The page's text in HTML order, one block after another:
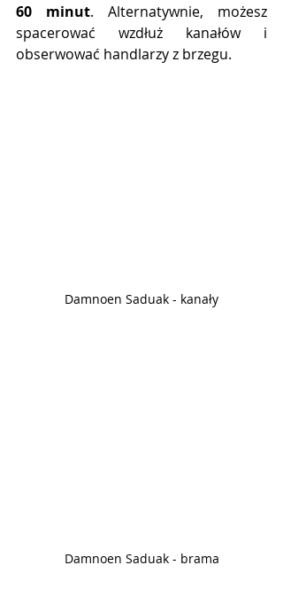
60 minut. Alternatywnie, możesz
spacerować wzdłuż kanałów i
obserwować handlarzy z brzegu.
Damnoen Saduak - kanały
Damnoen Saduak - brama